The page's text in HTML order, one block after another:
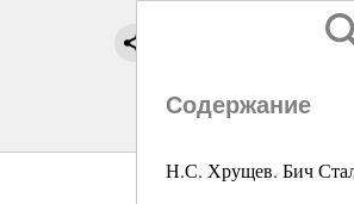
Содержание
Н.С. Хрущев. Бич